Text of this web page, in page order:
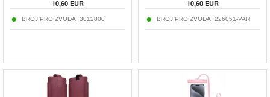
10,60EUR
BROJ PROIZVODA: 3012800
10,60EUR
BROJ PROIZVODA: 226051-VAR